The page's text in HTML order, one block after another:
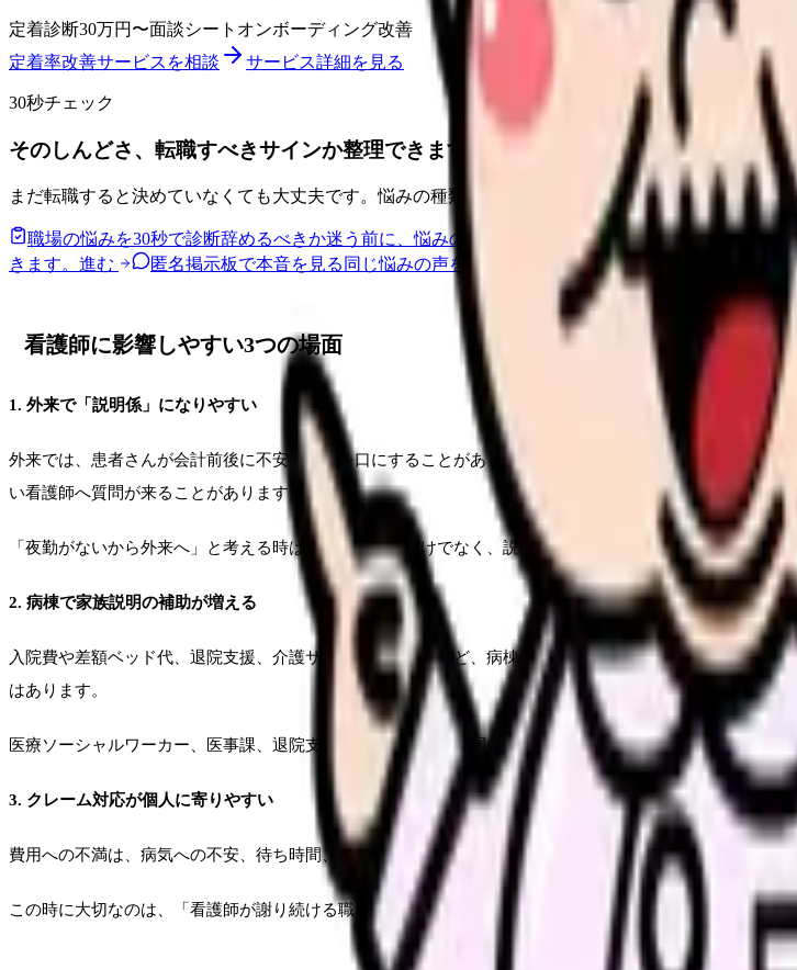
定着診断30万円〜面談シート オンボーディング改善
定着率改善サービスを相談
サービス詳細を見る
30秒チェック
そのしんどさ、転職すべきサインか整理できます。
まだ転職すると決めていなくても大丈夫です。悩みの種類と続いている期間から、次に見るべき記
職場の悩みを30秒で診断辞めるべきか迷う前に、悩みの種類と次の一歩を整理します。 進む
きます。 進む 匿名掲示板で本音を見る 同じ悩みの声を読んで、今の職場だけの問題か確かめられ
看護師に影響しやすい3つの場面
1. 外来で「説明係」になりやすい
外来では、患者さんが会計前後に不安や不満を口にすることがあります。診療報酬、保険証、負担割合
い看護師へ質問が来ることがあります。
「夜勤がないから外来へ」と考える時は、業務の軽さだけでなく、説明と感情対応の負荷も見てください。
2. 病棟で家族説明の補助が増える
入院費や差額ベッド代、退院支援、介護サービスへの移行など、病棟でもお金の話は避けられません。
はあります。
医療ソーシャルワーカー、医事課、退院支援看護師との連携が弱い職場では、病棟看護師が説明の前線に
3. クレーム対応が個人に寄りやすい
費用への不満は、病気への不安、待ち時間、説明不足、スタッフ不足への不満と重なります。看護師が丁
この時に大切なのは、「看護師が謝り続ける職場」ではなく、「どこから医事課・責任者・相談窓口へ引